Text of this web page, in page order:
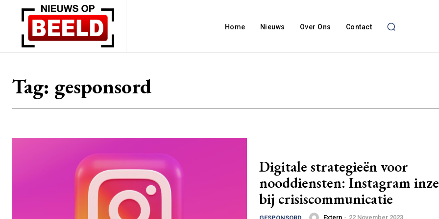
Home Nieuws Over Ons Contact
Tag: gesponsord
Digitale strategieën voor
nooddiensten: Instagram
bij crisiscommunicatie
Extern - 22 November 2023